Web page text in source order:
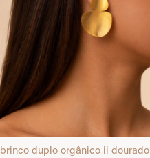
brinco duplo orgânico ii dourado